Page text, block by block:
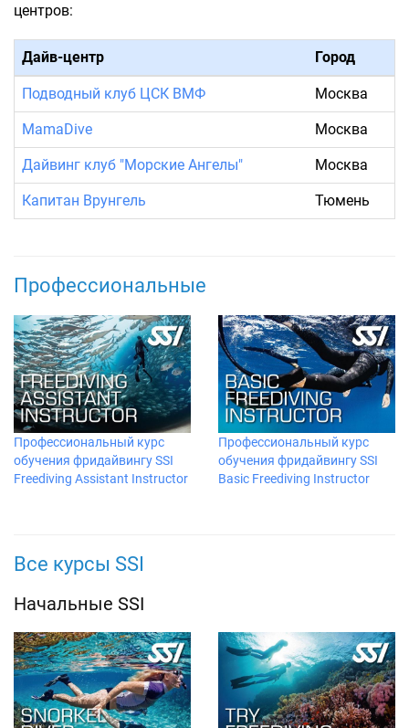
центров:
Дайв-центр Город
Подводный клуб ЦСК ВМФ Москва
MamaDive Москва
Дайвинг клуб "Морские Ангелы" Москва
Капитан Врунгель Тюмень
Профессиональные
Профессиональный курс
обучения фридайвингу SSI
Freediving Assistant Instructor
Профессиональный курс
обучения фридайвингу SSI
Basic Freediving Instructor
Все курсы SSI
Начальные SSI